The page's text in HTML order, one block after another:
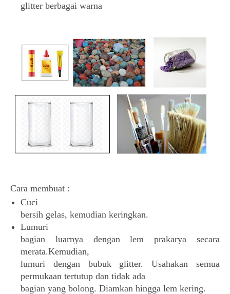
glitter berbagai warna
Cara membuat :
Cuci
bersih gelas, kemudian keringkan.
Lumuri
bagian luarnya dengan lem prakarya secara
merata.Kemudian,
lumuri dengan bubuk glitter. Usahakan semua
permukaan tertutup dan tidak ada
bagian yang bolong. Diamkan hingga lem kering.